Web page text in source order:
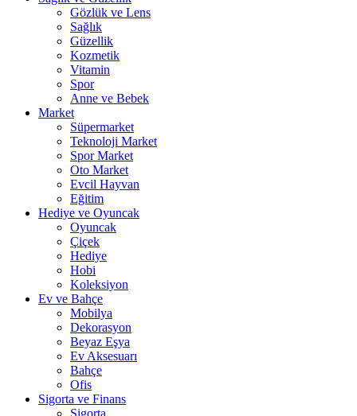
Gözlük ve Lens
Sağlık
Güzellik
Kozmetik
Vitamin
Spor
Anne ve Bebek
Market
Süpermarket
Teknoloji Market
Spor Market
Oto Market
Evcil Hayvan
Eğitim
Hediye ve Oyuncak
Oyuncak
Çiçek
Hediye
Hobi
Koleksiyon
Ev ve Bahçe
Mobilya
Dekorasyon
Beyaz Eşya
Ev Aksesuarı
Bahçe
Ofis
Sigorta ve Finans
Sigorta